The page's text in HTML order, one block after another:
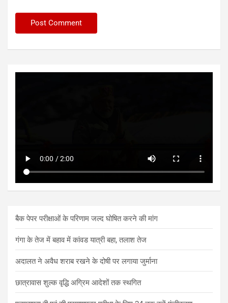
बैक पेपर परीक्षाओं के परिणाम जल्द घोषित करने की मांग
गंगा के तेज में बहाव में कांवड यात्री बहा, तलाश तेज
अदालत ने अवैध शराब रखने के दोषी पर लगाया जुर्माना
छात्रावास शुल्क वृद्धि अग्रिम आदेशों तक स्थगित